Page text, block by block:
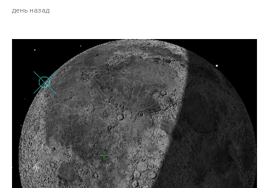
день назад